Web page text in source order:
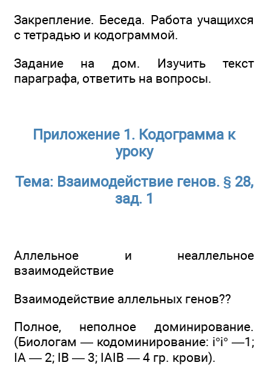
Закрепление. Беседа. Работа учащихся
с тетрадью и кодограммой.
Задание на дом. Изучить текст
параграфа, ответить на вопросы.
Приложение 1. Кодограмма к
уроку
Тема: Взаимодействие генов. § 28,
зад. 1
Аллельное и неаллельное
взаимодействие
Взаимодействие аллельных генов??
Полное, неполное доминирование.
(Биологам — кодоминирование: i°i° —1;
IA — 2; IB — 3; IAIB — 4 гр. крови).